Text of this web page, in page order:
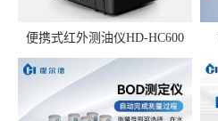
便携式红外测油仪HD-HC600